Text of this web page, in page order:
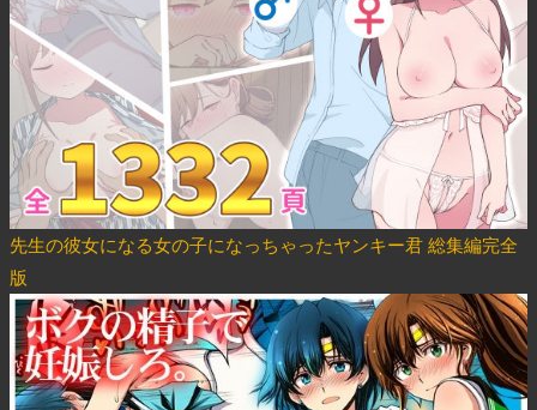
先生の彼女になる女の子になっちゃったヤンキー君 総集編完全
版